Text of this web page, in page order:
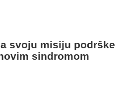
svoju misiju podrške
sindromom